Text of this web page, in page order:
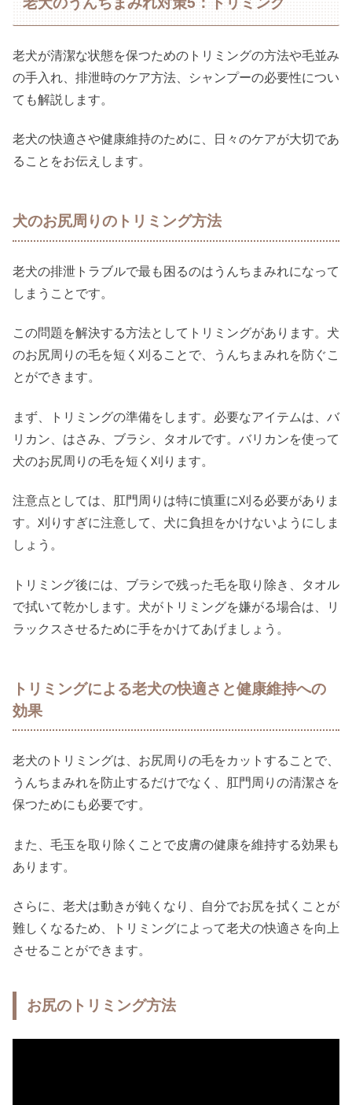
老犬が清潔な状態を保つためのトリミングの方法や毛並み
の手入れ、排泄時のケア方法、シャンプーの必要性につい
ても解説します。
老犬の快適さや健康維持のために、日々のケアが大切であ
ることをお伝えします。
犬のお尻周りのトリミング方法
老犬の排泄トラブルで最も困るのはうんちまみれになって
しまうことです。
この問題を解決する方法としてトリミングがあります。犬
のお尻周りの毛を短く刈ることで、うんちまみれを防ぐこ
とができます。
まず、トリミングの準備をします。必要なアイテムは、バ
リカン、はさみ、ブラシ、タオルです。バリカンを使って
犬のお尻周りの毛を短く刈ります。
注意点としては、肛門周りは特に慎重に刈る必要がありま
す。刈りすぎに注意して、犬に負担をかけないようにしま
しょう。
トリミング後には、ブラシで残った毛を取り除き、タオル
で拭いて乾かします。犬がトリミングを嫌がる場合は、リ
ラックスさせるために手をかけてあげましょう。
トリミングによる老犬の快適さと健康維持への
効果
老犬のトリミングは、お尻周りの毛をカットすることで、
うんちまみれを防止するだけでなく、肛門周りの清潔さを
保つためにも必要です。
また、毛玉を取り除くことで皮膚の健康を維持する効果も
あります。
さらに、老犬は動きが鈍くなり、自分でお尻を拭くことが
難しくなるため、トリミングによって老犬の快適さを向上
させることができます。
お尻のトリミング方法